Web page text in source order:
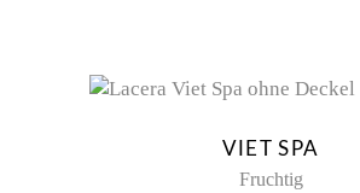
VIET SPA
Fruchtig